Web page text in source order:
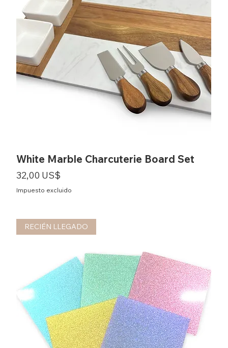
White Marble Charcuterie Board Set
Precio
32,00 US$
Impuesto excluido
RECIÉN LLEGADO